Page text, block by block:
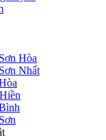
Hòa
Nhất